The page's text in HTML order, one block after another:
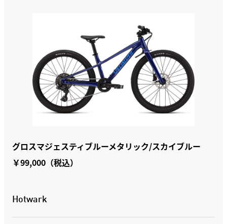
グロスマジェスティブルーメタリック/スカイブルー
￥99,000（税込）
Hotwark